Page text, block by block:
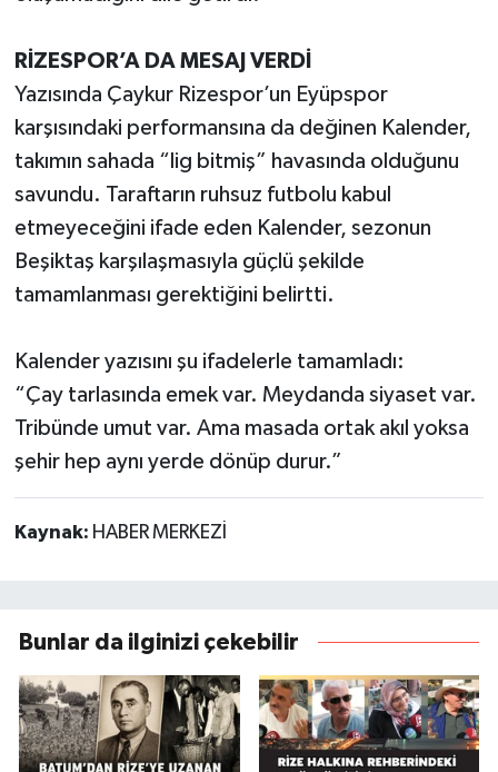
RİZESPOR’A DA MESAJ VERDİ
Yazısında Çaykur Rizespor’un Eyüpspor
karşısındaki performansına da değinen Kalender,
takımın sahada “lig bitmiş” havasında olduğunu
savundu. Taraftarın ruhsuz futbolu kabul
etmeyeceğini ifade eden Kalender, sezonun
Beşiktaş karşılaşmasıyla güçlü şekilde
tamamlanması gerektiğini belirtti.
Kalender yazısını şu ifadelerle tamamladı:
“Çay tarlasında emek var. Meydanda siyaset var.
Tribünde umut var. Ama masada ortak akıl yoksa
şehir hep aynı yerde dönüp durur.”
Kaynak: HABER MERKEZİ
Bunlar da ilginizi çekebilir